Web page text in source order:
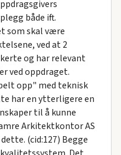
både ift.
som skal være
ved at 2
og har relevant
ved oppdraget.
opp" med teknisk
har en ytterligere en
til å kunne
Arkitektkontor AS
(cid:127) Begge